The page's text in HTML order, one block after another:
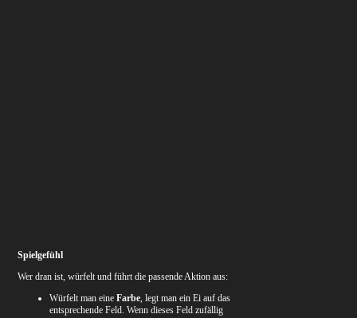
Spielgefühl
Wer dran ist, würfelt und führt die passende Aktion aus:
Würfelt man eineFarbe, legt man ein Ei auf das
entsprechende Feld. Wenn dieses Feld zufällig